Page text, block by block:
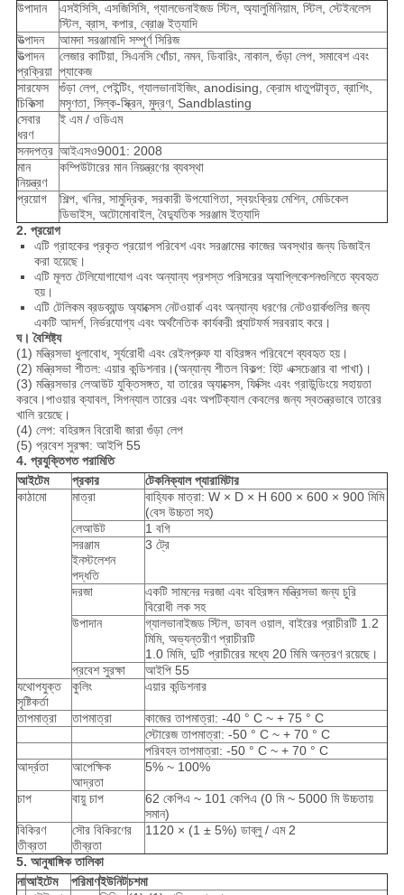
উপাদান
এসইসিসি, এসজিসিসি, গ্যালভেনাইজড স্টিল, অ্যালুমিনিয়াম, স্টিল, স্টেইনলেস
স্টিল, ব্রাস, কপার, ব্রোঞ্জ ইত্যাদি
উত্পাদন
আমদা সরঞ্জামাদি সম্পূর্ণ সিরিজ
উত্পাদন
প্রক্রিয়া
লেজার কাটিয়া, সিএনসি খোঁচা, নমন, ডিবারিং, নাকাল, গুঁড়া লেপ, সমাবেশ এবং
প্যাকেজ
সারফেস
চিকিত্সা
গুঁড়া লেপ, পেইন্টিং, গ্যালভানাইজিং, anodising, ক্রোম ধাতুপট্টাবৃত, ব্রাশিং,
মসৃণতা, সিল্ক-স্ক্রিন, মুদ্রণ, Sandblasting
সেবার
ধরণ
ই এম / ওডিএম
সনদপত্র আইএসও9001: 2008
মান
নিয়ন্ত্রণ
কম্পিউটারের মান নিয়ন্ত্রণের ব্যবস্থা
প্রয়োগ
শিল্প, খনির, সামুদ্রিক, সরকারী উপযোগিতা, স্বয়ংক্রিয় মেশিন, মেডিকেল
ডিভাইস, অটোমোবাইল, বৈদ্যুতিক সরঞ্জাম ইত্যাদি
2. প্রয়োগ
এটি গ্রাহকের প্রকৃত প্রয়োগ পরিবেশ এবং সরঞ্জামের কাজের অবস্থার জন্য ডিজাইন
করা হয়েছে।
এটি মূলত টেলিযোগাযোগ এবং অন্যান্য প্রশস্ত পরিসরের অ্যাপ্লিকেশনগুলিতে ব্যবহৃত
হয়।
এটি টেলিকম ব্রডব্যান্ড অ্যাক্সেস নেটওয়ার্ক এবং অন্যান্য ধরণের নেটওয়ার্কগুলির জন্য
একটি আদর্শ, নির্ভরযোগ্য এবং অর্থনৈতিক কার্যকরী প্ল্যাটফর্ম সরবরাহ করে।
ঘ। বৈশিষ্ট্য
(1) মন্ত্রিসভা ধুলাবোধ, সূর্যরোধী এবং রেইনপ্রুফ যা বহিরঙ্গন পরিবেশে ব্যবহৃত হয়।
(2) মন্ত্রিসভা শীতল: এয়ার কন্ডিশনার।(অন্যান্য শীতল বিকল্প: হিট এক্সচেঞ্জার বা পাখা)।
(3) মন্ত্রিসভার লেআউট যুক্তিসঙ্গত, যা তারের অ্যাক্সেস, ফিক্সিং এবং গ্রাউন্ডিংয়ে সহায়তা
করবে।পাওয়ার ক্যাবল, সিগন্যাল তারের এবং অপটিক্যাল কেবলের জন্য স্বতন্ত্রভাবে তারের
খালি রয়েছে।
(4) লেপ: বহিরঙ্গন বিরোধী জারা গুঁড়া লেপ
(5) প্রবেশ সুরক্ষা: আইপি 55
4. প্রযুক্তিগত পরামিতি
আইটেম
প্রকার
টেকনিক্যাল প্যারামিটার
কাঠামো
মাত্রা
বাহ্যিক মাত্রা: W × D × H 600 × 600 × 900 মিমি
(বেস উচ্চতা সহ)
লেআউট
1 বগি
সরঞ্জাম
ইনস্টলেশন
পদ্ধতি
3 ট্রে
দরজা
একটি সামনের দরজা এবং বহিরঙ্গন মন্ত্রিসভা জন্য চুরি
বিরোধী লক সহ
উপাদান
গ্যালভানাইজড স্টিল, ডাবল ওয়াল, বাইরের প্রাচীরটি 1.2
মিমি, অভ্যন্তরীণ প্রাচীরটি
1.0 মিমি, দুটি প্রাচীরের মধ্যে 20 মিমি অন্তরণ রয়েছে।
প্রবেশ সুরক্ষা
আইপি 55
যথোপযুক্ত
সৃষ্টিকর্তা
কুলিং এয়ার কন্ডিশনার
তাপমাত্রা তাপমাত্রা
কাজের তাপমাত্রা: -40 ° C ~ + 75 ° C
স্টোরেজ তাপমাত্রা: -50 ° C ~ + 70 ° C
পরিবহন তাপমাত্রা: -50 ° C ~ + 70 ° C
আর্দ্রতা
আপেক্ষিক
আদ্রতা
5% ~ 100%
চাপ বায়ু চাপ
62 কেপিএ ~ 101 কেপিএ (0 মি ~ 5000 মি উচ্চতায়
সমান)
বিকিরণ
তীব্রতা
সৌর বিকিরণের
তীব্রতা
1120 × (1 ± 5%) ডাব্লু / এম 2
5. আনুষাঙ্গিক তালিকা
নাআইটেম পরিমাণইউনিটচশমা